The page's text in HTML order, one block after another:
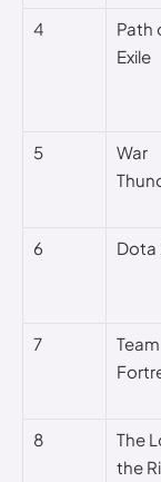
4
Path
Exile
5
War
6
Dota
7
Team
8
The
the